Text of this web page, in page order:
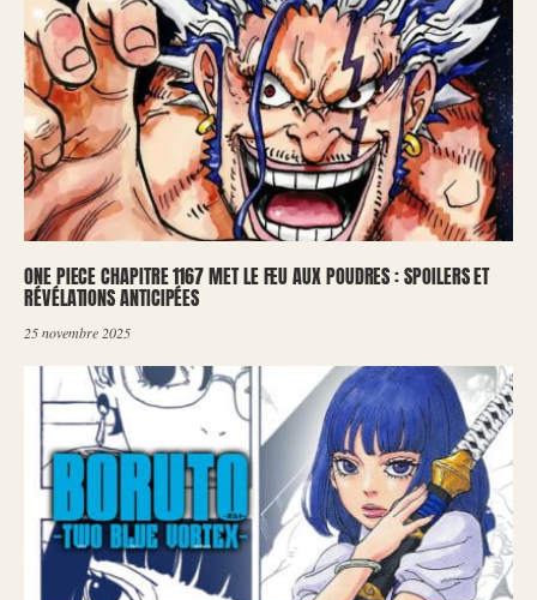
ONE PIECE CHAPITRE 1167 MET LE FEU AUX POUDRES : SPOILERS ET
RÉVÉLATIONS ANTICIPÉES
25 novembre 2025